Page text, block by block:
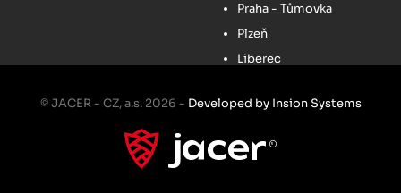
Praha - Tůmovka
Plzeň
Liberec
© JACER - CZ, a.s. 2026 - Developed by Insion Systems